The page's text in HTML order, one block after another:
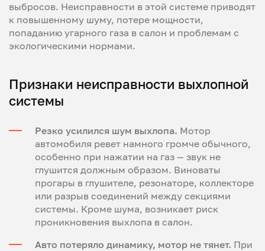
выбросов. Неисправности в этой системе приводят
к повышенному шуму, потере мощности,
попаданию угарного газа в салон и проблемам с
экологическими нормами.
Признаки неисправности выхлопной
системы
Резко усилился шум выхлопа. Мотор
автомобиля ревет намного громче обычного,
особенно при нажатии на газ — звук не
глушится должным образом. Виноваты
прогары в глушителе, резонаторе, коллекторе
или разрыв соединений между секциями
системы. Кроме шума, возникает риск
проникновения выхлопа в салон.
Авто потеряло динамику, мотор не тянет. При